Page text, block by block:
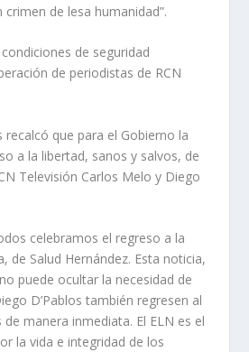
de lesa humanidad”.
de seguridad
de periodistas de RCN
recalcó que para el Gobierno la
a la libertad, sanos y salvos, de
Televisión Carlos Melo y Diego
celebramos el regreso a la
de Salud Hernández. Esta noticia,
puede ocultar la necesidad de
D’Pablos también regresen al
manera inmediata. El ELN es el
la vida e integridad de los